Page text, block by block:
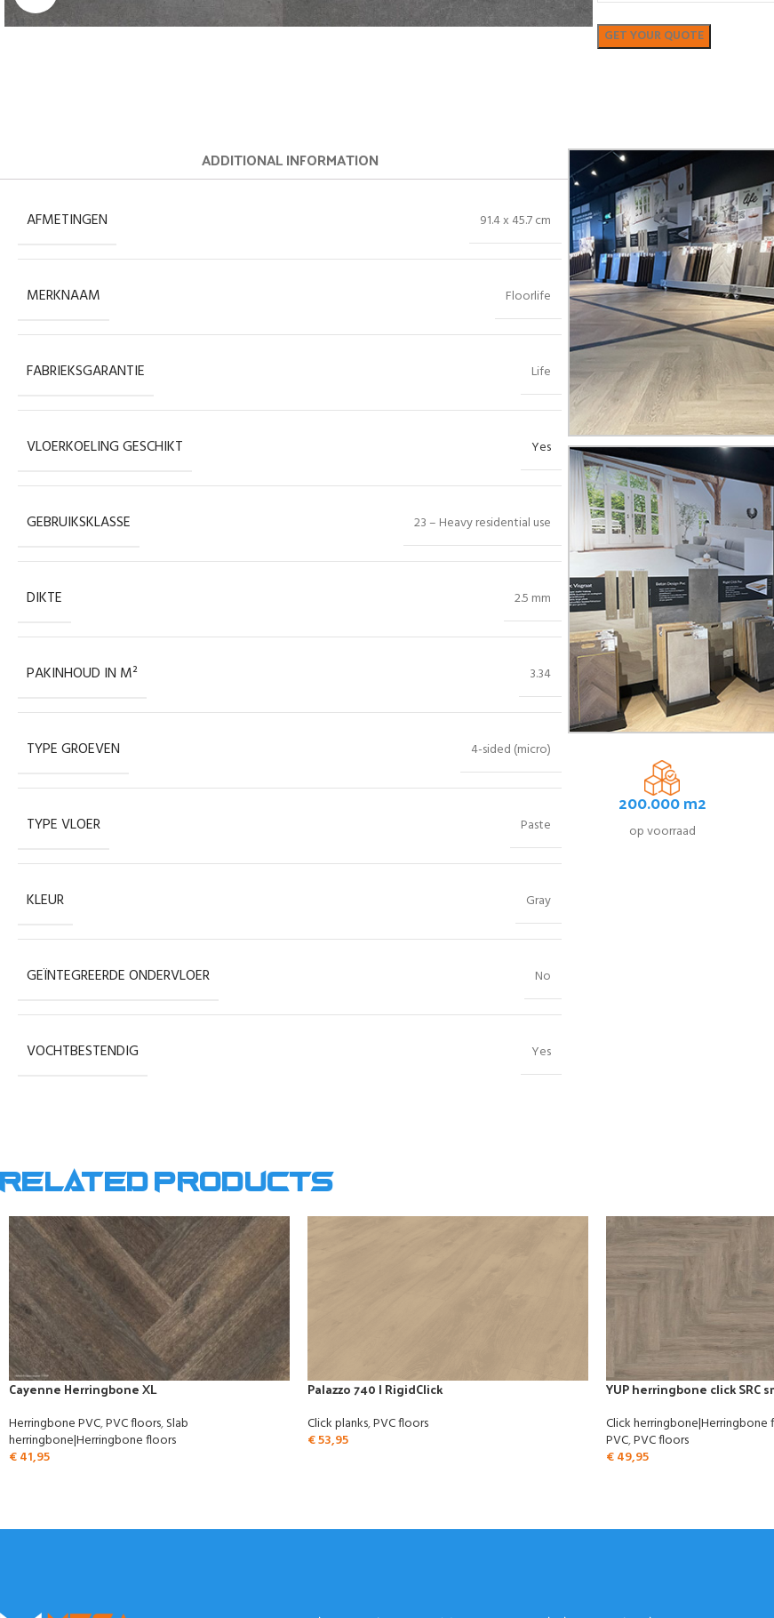
ADDITIONAL INFORMATION
AFMETINGEN 91.4 x 45.7 cm
MERKNAAM Floorlife
FABRIEKSGARANTIE Life
VLOERKOELING GESCHIKT Yes
GEBRUIKSKLASSE 23 – Heavy residential use
DIKTE 2.5 mm
PAKINHOUD IN M² 3.34
TYPE GROEVEN 4-sided (micro)
TYPE VLOER Paste
KLEUR Gray
GEÏNTEGREERDE ONDERVLOER No
VOCHTBESTENDIG Yes
200.000 m2
op voorraad
Related products
Cayenne Herringbone XL
Herringbone PVC,PVC floors,Slab
herringbone|Herringbone floors
€41,95
Palazzo 740 | RigidClick
Click planks,PVC floors
€53,95
YUP herringbone click SRC
Click herringbone|Herringbone
PVC,PVC floors
€49,95